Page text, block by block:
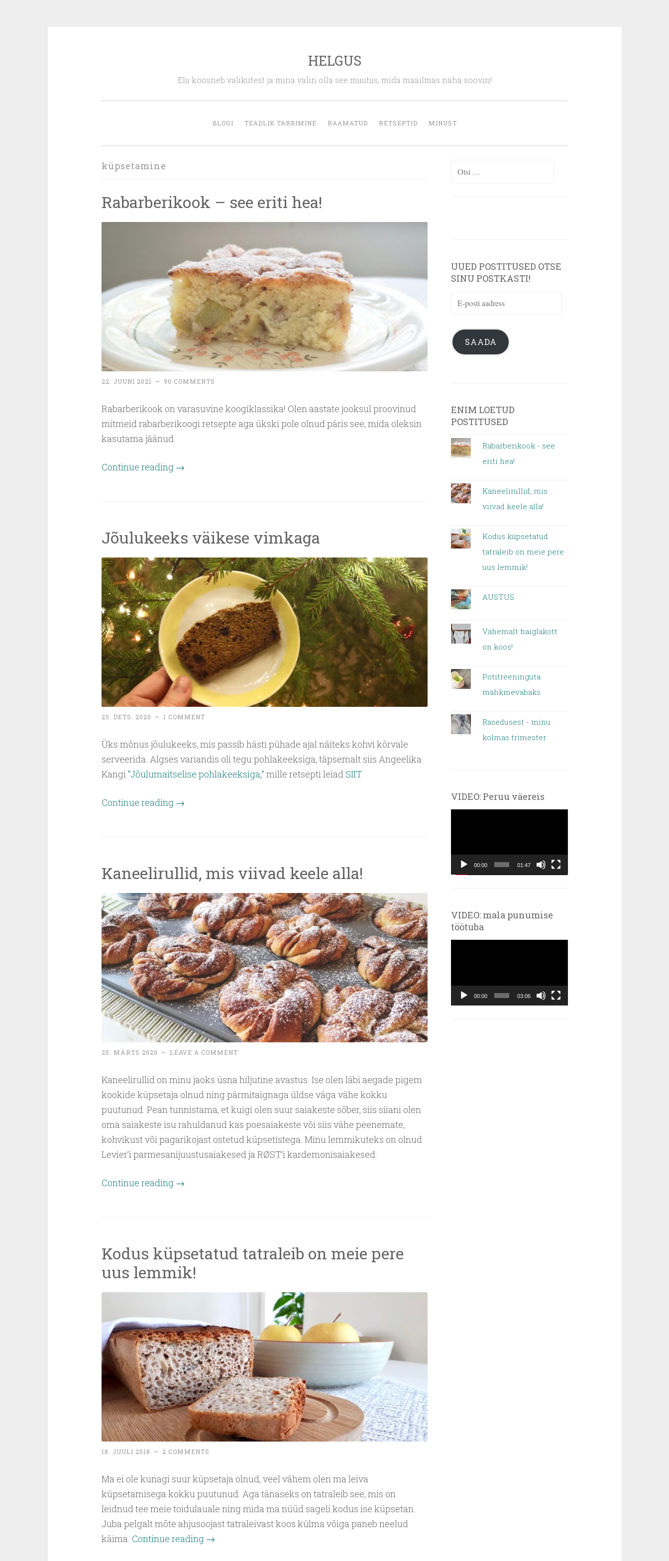
HELGUS
Elu koosneb valikutest ja mina valin olla see muutus, mida maailmas näha soovin!
BLOGI TEADLIK TARBIMINE RAAMATUD RETSEPTID MINUST
küpsetamine
Rabarberikook – see eriti hea!
22. JUUNI 2021 ~ 90 COMMENTS
Rabarberikook on varasuvine koogiklassika! Olen aastate jooksul proovinud
mitmeid rabarberikoogi retsepte aga ükski pole olnud päris see, mida oleksin
kasutama jäänud.
Continue reading →
Jõulukeeks väikese vimkaga
25. DETS. 2020 ~ 1 COMMENT
Üks mõnus jõulukeeks, mis passib hästi pühade ajal näiteks kohvi kõrvale
serveerida. Algses variandis oli tegu pohlakeeksiga, täpsemalt siis Angeelika
Kangi“Jõulumaitselise pohlakeeksiga,” mille retsepti leiadSIIT.
Continue reading →
Kaneelirullid, mis viivad keele alla!
25. MÄRTS 2020 ~ LEAVE A COMMENT
Kaneelirullid on minu jaoks üsna hiljutine avastus. Ise olen läbi aegade pigem
kookide küpsetaja olnud ning pärmitaignaga üldse väga vähe kokku
puutunud. Pean tunnistama, et kuigi olen suur saiakeste sõber, siis siiani olen
oma saiakeste isu rahuldanud kas poesaiakeste või siis vähe peenemate,
kohvikust või pagarikojast ostetud küpsetistega. Minu lemmikuteks on olnud
Levier’i parmesanijuustusaiakesed ja RØST’i kardemonisaiakesed.
Continue reading →
Kodus küpsetatud tatraleib on meie pere
uus lemmik!
18. JUULI 2018 ~ 2 COMMENTS
Ma ei ole kunagi suur küpsetaja olnud, veel vähem olen ma leiva
küpsetamisega kokku puutunud. Aga tänaseks on tatraleib see, mis on
leidnud tee meie toidulauale ning mida ma nüüd sageli kodus ise küpsetan.
Juba pelgalt mõte ahjusoojast tatraleivast koos külma võiga paneb neelud
käima. Continue reading →
Otsi:
UUED POSTITUSED OTSE
SINU POSTKASTI!
E-
aadress
SAADA
ENIM LOETUD
POSTITUSED
Rabarberikook - see
eriti hea!
Kaneelirullid, mis
viivad keele alla!
Kodus küpsetatud
tatraleib on meie pere
uus lemmik!
AUSTUS
Vähemalt haiglakott
on koos!
Potitreeninguta
mähkmevabaks
Rasedusest - minu
kolmas trimester
VIDEO: Peruu väereis
00:00 01:47
VIDEO: mala punumise
töötuba
00:00 03:06